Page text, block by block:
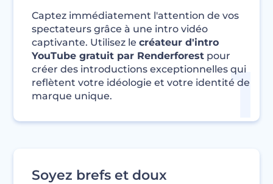
Captez immédiatement l'attention de vos
spectateurs grâce à une intro vidéo
captivante. Utilisez lecréateur d'intro
YouTube gratuit par Renderforest pour
créer des introductions exceptionnelles qui
reflètent votre idéologie et votre identité de
marque unique.
Soyez brefs et doux